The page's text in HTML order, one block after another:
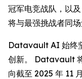
冠军电竞战队，以
将与最强挑战者同场
Datavault AI 始终
创新。 Datavault
向截至 2025 年 11